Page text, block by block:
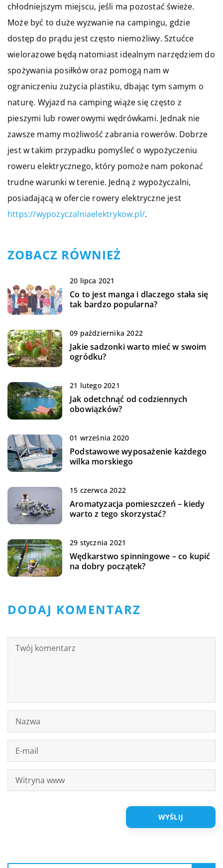
chłodniejszym miejscu, jeśli ma pozostać świeże.
Może być to duże wyzwanie na campingu, gdzie
dostęp do prądu jest często niemożliwy. Sztućce
wielorazowe będą natomiast idealnym narzędziem do
spożywania posiłków oraz pomogą nam w
ograniczeniu zużycia plastiku, dbając tym samym o
naturę. Wyjazd na camping wiąże się często z
pieszymi lub rowerowymi wędrówkami. Jednak nie
zawsze mamy możliwość zabrania rowerów. Dobrze
jest w takim przypadku pomyśleć o wypożyczeniu
roweru elektrycznego, który pomoże nam pokonać
trudne warunki w terenie. Jedną z wypożyczalni,
posiadającą w ofercie rowery elektryczne jest
https://wypozyczalniaelektrykow.pl/.
ZOBACZ RÓWNIEŻ
20 lipca 2021
Co to jest manga i dlaczego stała się
tak bardzo popularna?
09 października 2022
Jakie sadzonki warto mieć w swoim
ogródku?
21 lutego 2021
Jak odetchnąć od codziennych
obowiązków?
01 września 2020
Podstawowe wyposażenie każdego
wilka morskiego
15 czerwca 2022
Aromatyzacja pomieszczeń – kiedy
warto z tego skorzystać?
29 stycznia 2021
Wędkarstwo spinningowe – co kupić
na dobry początek?
DODAJ KOMENTARZ